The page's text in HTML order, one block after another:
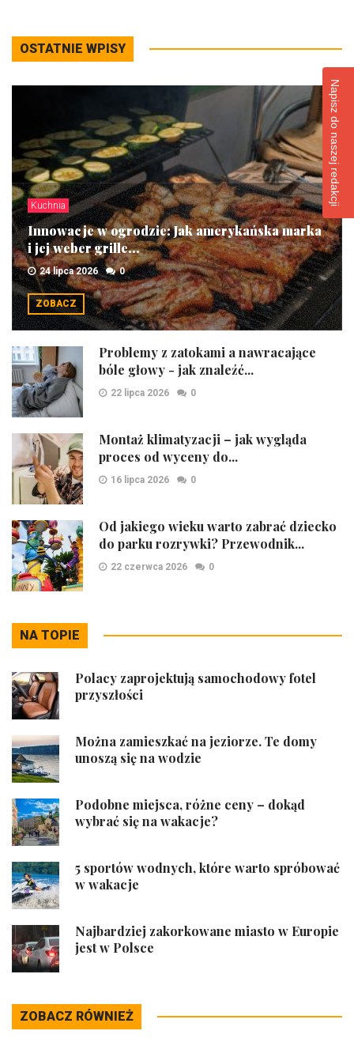
OSTATNIE WPISY
Kuchnia
Innowacje w ogrodzie: Jak amerykańska marka
i jej weber grille...
24 lipca 2026 0
ZOBACZ
Problemy z zatokami a nawracające
bóle głowy - jak znaleźć...
22 lipca 2026 0
Montaż klimatyzacji – jak wygląda
proces od wyceny do...
16 lipca 2026 0
Od jakiego wieku warto zabrać dziecko
do parku rozrywki? Przewodnik...
22 czerwca 2026 0
NA TOPIE
Polacy zaprojektują samochodowy fotel
przyszłości
Można zamieszkać na jeziorze. Te domy
unoszą się na wodzie
Podobne miejsca, różne ceny – dokąd
wybrać się na wakacje?
5 sportów wodnych, które warto spróbować
w wakacje
Najbardziej zakorkowane miasto w Europie
jest w Polsce
ZOBACZ RÓWNIEŻ
Napisz do naszej redakcji